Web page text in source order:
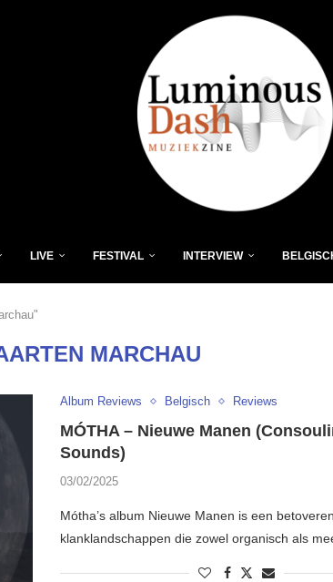
LIVE FESTIVAL INTERVIEW
MARCHAU
Album Reviews Belgisch Reviews
MÓTHA – Nieuwe Manen
Sounds)
03/02/2025
Mótha’s album Nieuwe Manen is een
klanklandschappen die zowel organisch als